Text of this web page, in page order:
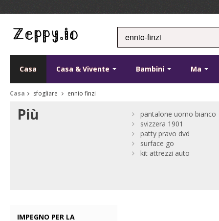
Casa Casa & Vivente Bambini Ma
Casa sfogliare ennio finzi
Più
pantalone uomo bianco
svizzera 1901
patty pravo dvd
surface go
kit attrezzi auto
IMPEGNO PER LA